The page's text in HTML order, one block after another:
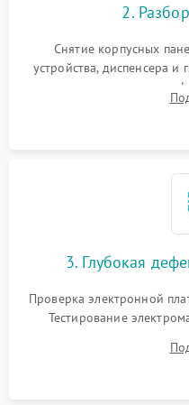
2.
Снятие корпусных
устройства, диспенсера и
внутренних узлов от
Промывка дренажных
3. Глубокая
Проверка электронной
Тестирование
температуры и
жерновов кофемолки,